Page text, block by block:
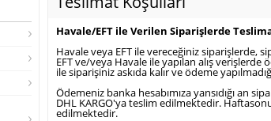
Havale/EFT ile Verilen Siparişlerde
Havale veya EFT ile vereceğiniz siparişlerde,
EFT ve/veya Havale ile yapılan alış
ile siparişiniz askıda kalır ve ödeme
Ödemeniz banka hesabımıza yansıdığı an
DHL KARGO'ya teslim edilmektedir.
edilmektedir.